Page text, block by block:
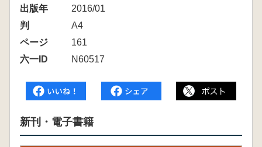
出版年
2016/01
判
A4
ページ
161
六一ID
N60517
新刊・電子書籍